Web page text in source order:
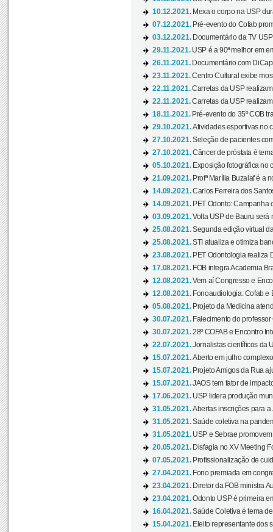
10.12.2021. Mexa o corpo na USP
07.12.2021. Pré-evento do Cofab
03.12.2021. Documentário da TV
29.11.2021. USP é a 90ª melhor em
26.11.2021. Documentário com
23.11.2021.Centro Cultural exibe
22.11.2021.Carretas da USP
22.11.2021.Carretas da USP
18.11.2021. Pré-evento do 35º COB
29.10.2021.Atividades esportivas no
27.10.2021.Seleção de pacientes
27.10.2021.Câncer de próstata é
05.10.2021. Exposição fotográfica no
21.09.2021. Profª Marília Buzalaf é a
14.09.2021.Carlos Ferreira dos
14.09.2021. PET Odonto: Campanha
03.09.2021.Volta USP de Bauru será
25.08.2021.Segunda edição virtual
25.08.2021.STI atualiza e otimiza
23.08.2021. PET Odontologia realiza
17.08.2021. FOB integra Academia
12.08.2021.Vem aí Congresso e
12.08.2021. Fonoaudiologia: Cofab e
05.08.2021. Projeto da Medicina
30.07.2021. Falecimento do
30.07.2021.28º COFAB e Encontro
22.07.2021.Jornalistas científicos da
15.07.2021.Aberto em julho
15.07.2021. Projeto Amigos da Rua
15.07.2021.JAOS tem fator de
17.06.2021. USP lidera produção
31.05.2021.Abertas inscrições para
31.05.2021.Saúde coletiva na
31.05.2021. USP e Sebrae
20.05.2021. Disfagia no XV Meeting
07.05.2021. Profissionalização de
27.04.2021. Fono premiada em
23.04.2021. Diretor da FOB ministra
23.04.2021.Odonto USP é primeira
16.04.2021.Saúde Coletiva é tema
15.04.2021. Eleito representante dos